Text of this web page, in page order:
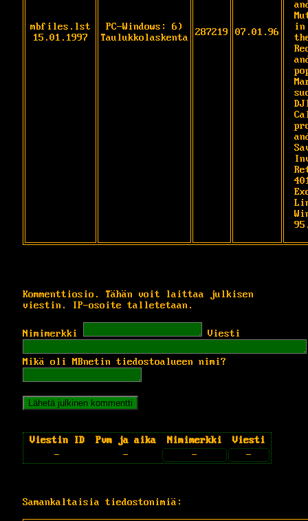
mbfiles.lst
15.01.1997
PC-Windows: 6)
Taulukkolaskenta
287219 07.01.96
in
Kommenttiosio. Tähän voit laittaa julkisen
viestin. IP-osoite talletetaan.
Nimimerkki Viesti
Mikä oli MBnetin tiedostoalueen nimi?
Viestin ID Pvm ja aika Nimimerkki
Viesti
-
- - -
Samankaltaisia tiedostonimiä: